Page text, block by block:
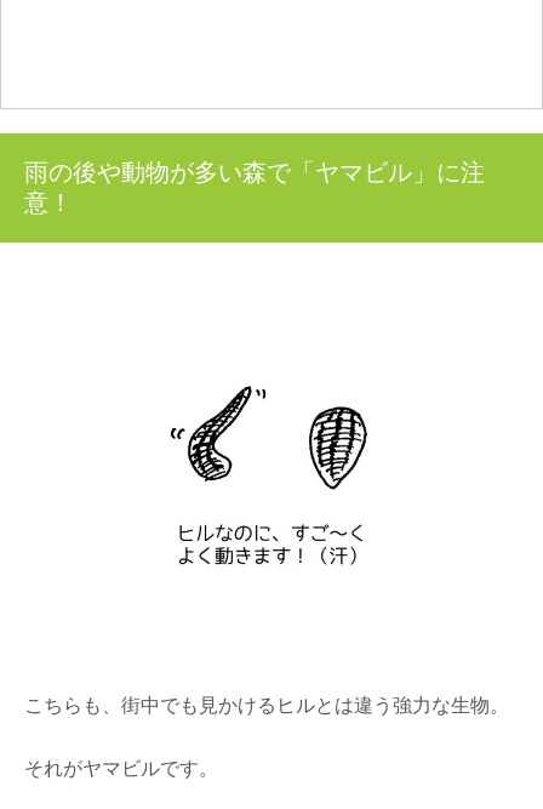
雨の後や動物が多い森で「ヤマビル」に注
意！
こちらも、街中でも見かけるヒルとは違う強力な生物。
それがヤマビルです。